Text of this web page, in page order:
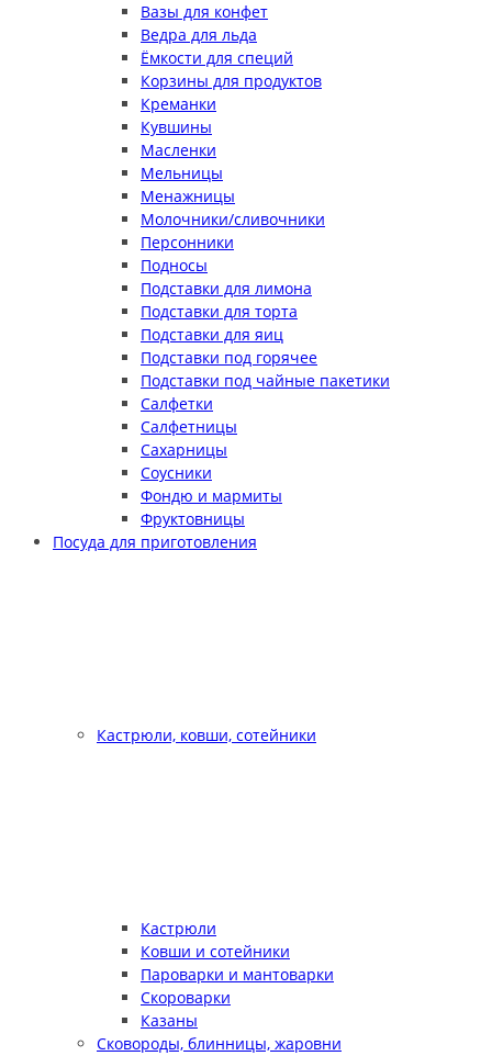
Вазы для конфет
Ведра для льда
Ёмкости для специй
Корзины для продуктов
Креманки
Кувшины
Масленки
Мельницы
Менажницы
Молочники/сливочники
Персонники
Подносы
Подставки для лимона
Подставки для торта
Подставки для яиц
Подставки под горячее
Подставки под чайные пакетики
Салфетки
Салфетницы
Сахарницы
Соусники
Фондю и мармиты
Фруктовницы
Посуда для приготовления
Кастрюли, ковши, сотейники
Кастрюли
Ковши и сотейники
Пароварки и мантоварки
Скороварки
Казаны
Сковороды, блинницы, жаровни